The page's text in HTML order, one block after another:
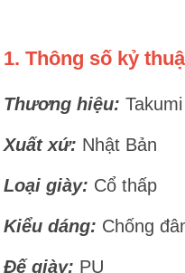
1. Thông số kỷ
Thương hiệu: Takumi
Xuất xứ: Nhật Bản
Loại giày: Cổ thấp
Kiểu dáng: Chống
Đế giày: PU